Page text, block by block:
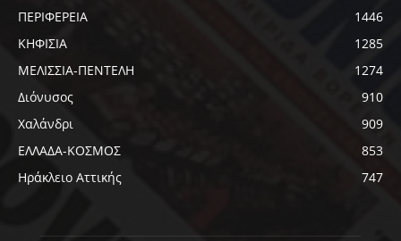
ΠΕΡΙΦΕΡΕΙΑ
1446
ΚΗΦΙΣΙΑ
1285
ΜΕΛΙΣΣΙΑ-ΠΕΝΤΕΛΗ
1274
Διόνυσος
910
Χαλάνδρι
909
ΕΛΛΑΔΑ-ΚΟΣΜΟΣ
853
Ηράκλειο Αττικής
747